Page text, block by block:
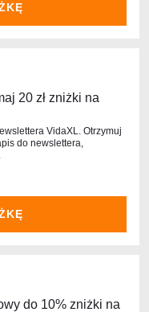
20 zł zniżki na
VidaXL. Otrzymuj
do newslettera,
do 10% zniżki na